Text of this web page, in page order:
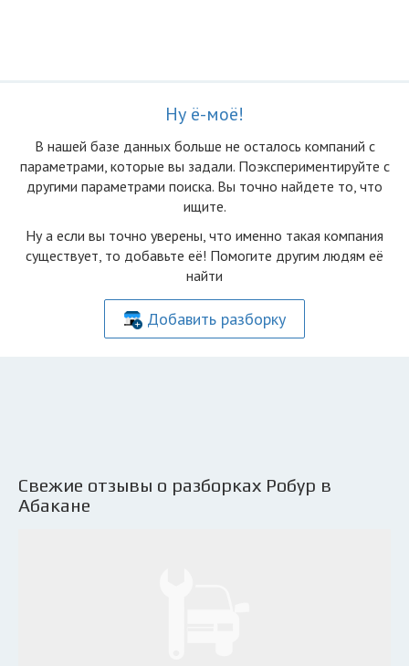
Ну ё-моё!
В нашей базе данных больше не осталоcь компаний с
параметрами, которые вы задали. Поэкспериментируйте с
другими параметрами поиска. Вы точно найдете то, что
ищите.
Ну а если вы точно уверены, что именно такая компания
существует, то добавьте её! Помогите другим людям её
найти
Добавить разборку
Свежие отзывы о разборках Робур в
Абакане